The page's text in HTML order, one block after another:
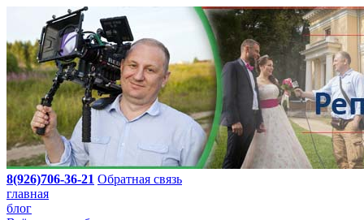
8(926)706-36-21 Обратная связь
главная
блог